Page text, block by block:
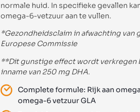
normale huid. In specifieke gevallen
omega-6-vetzuur aan te vullen.
*Gezondheidsclaim in afwachting van
Europese Commissie
**Dit gunstige effect wordt verkregen
inname van 250 mg DHA.
Complete formule: Rijk aan
omega-6 vetzuur GLA